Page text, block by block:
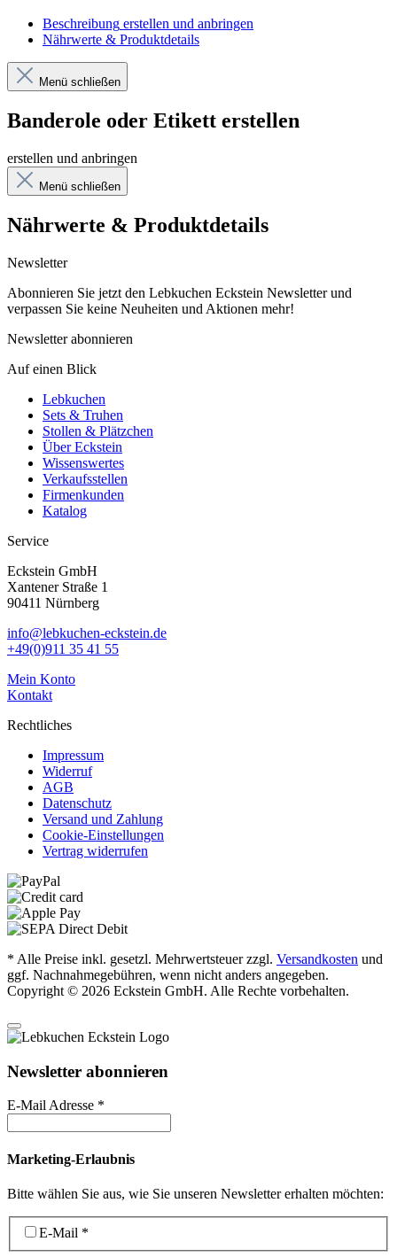
Beschreibung erstellen und anbringen
Nährwerte & Produktdetails
Menü schließen
Banderole oder Etikett erstellen
erstellen und anbringen
Menü schließen
Nährwerte & Produktdetails
Newsletter
Abonnieren Sie jetzt den Lebkuchen Eckstein Newsletter und
verpassen Sie keine Neuheiten und Aktionen mehr!
Newsletter abonnieren
Auf einen Blick
Lebkuchen
Sets & Truhen
Stollen & Plätzchen
Über Eckstein
Wissenswertes
Verkaufsstellen
Firmenkunden
Katalog
Service
Eckstein GmbH
Xantener Straße 1
90411 Nürnberg
info@lebkuchen-eckstein.de
+49(0)911 35 41 55
Mein Konto
Kontakt
Rechtliches
Impressum
Widerruf
AGB
Datenschutz
Versand und Zahlung
Cookie-Einstellungen
Vertrag widerrufen
* Alle Preise inkl. gesetzl. Mehrwertsteuer zzgl. Versandkosten und
ggf. Nachnahmegebühren, wenn nicht anders angegeben.
Copyright © 2026 Eckstein GmbH. Alle Rechte vorbehalten.
Newsletter abonnieren
E-Mail Adresse *
Marketing-Erlaubnis
Bitte wählen Sie aus, wie Sie unseren Newsletter erhalten möchten:
E-Mail *